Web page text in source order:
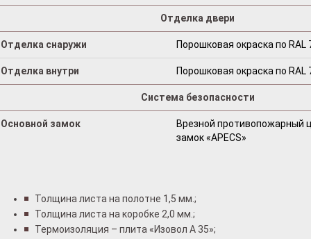
Отделка двери
Отделка снаружи Порошковая окраска по RAL
Отделка внутри Порошковая окраска по RAL
Система безопасности
Основной замок
Врезной противопожарный
замок «АРЕCS»
Толщина листа на полотне 1,5 мм.;
Толщина листа на коробке 2,0 мм.;
Термоизоляция – плита «Изовол А 35»;